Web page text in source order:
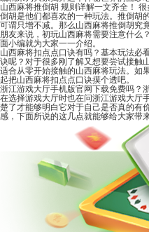
山西麻将推倒胡 规则详解一文齐全！ 很
倒胡是他们都喜欢的一种玩法。推倒胡
可谓只增不减。那么山西麻将推倒胡究
朋友来说，初玩山西麻将需要注意什么
面小编就为大家一一介绍。
山西麻将扣点点口诀有吗？基本玩法必
诀呢？对于很多刚了解又想要尝试接触
适合从零开始接触的山西麻将玩法。如
起把山西麻将扣点点口诀摸个透吧。
浙江游戏大厅手机版官网下载免费吗？
在选择游戏大厅时也在问浙江游戏大厅
楚了才能够明白它对于自己是否真的有
感，下面所说的这几点就能够给大家带